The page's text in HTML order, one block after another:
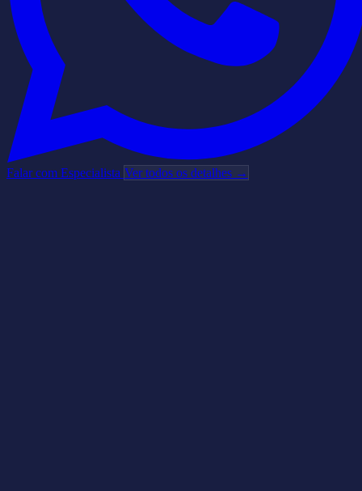
Falar com Especialista Ver todos os detalhes →